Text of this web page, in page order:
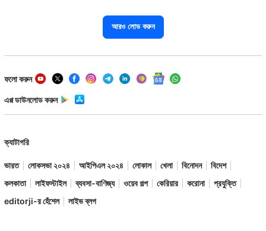
আরও লোড করুন
ফলো করুন
এপ্প ডাউনলোড করুন
ক্যাটাগরি
ভারত লোকসভা ২০২৪ আইপিএল ২০২৪ লোকাল খেলা বিনোদন
বিদেশ
কলকাতা
লাইফস্টাইল ব্যবসা-বাণিজ্য ওয়েব গল্প কেরিয়ার করোনা
প্রযুক্তি
editorji-র হেঁশেল
লাইভ ব্লগ